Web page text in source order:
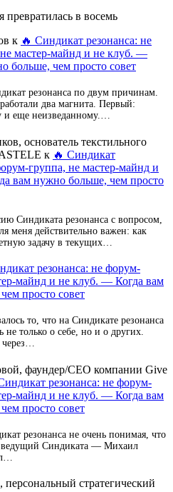
превратилась в восемь
к 🔥 Синдикат резонанса: не
мастер-майнд и не клуб. —
больше, чем просто совет
резонанса по двум причинам.
два магнита. Первый:
и еще неизведанному.…
основатель текстильного
к 🔥 Синдикат
группа, не мастер-майнд и
вам нужно больше, чем просто
Синдиката резонанса с вопросом,
меня действительно важен: как
задачу в текущих…
резонанса: не форум-
майнд и не клуб. — Когда вам
просто совет
то, что на Синдикате резонанса
не только о себе, но и о других.
через…
фаундер/СЕО компании Give
резонанса: не форум-
майнд и не клуб. — Когда вам
просто совет
резонанса не очень понимая, что
ведущий Синдиката — Михаил
стратегический